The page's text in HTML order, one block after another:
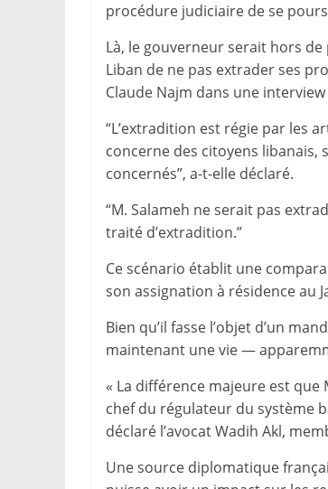
procédure judiciaire de se
Là, le gouverneur serait hors
Liban de ne pas extrader ses
Claude Najm dans une
“L’extradition est régie par les
concerne des citoyens libanais,
concernés”, a-t-elle déclaré.
“M. Salameh ne serait pas
traité d’extradition.”
Ce scénario établit une
son assignation à résidence au
Bien qu’il fasse l’objet d’un
maintenant une vie —
« La différence majeure est que
chef du régulateur du système
déclaré l’avocat Wadih Akl,
Une source diplomatique